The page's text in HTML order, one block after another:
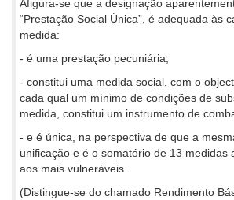
Afigura-se que a designação
“Prestação Social Única”, é adequada às
medida:
- é uma prestação pecuniária;
- constitui uma medida social, com o
cada qual um mínimo de condições de
medida, constitui um instrumento de
- e é única, na perspectiva de que a
unificação e é o somatório de 13 medidas
aos mais vulneráveis.
(Distingue-se do chamado Rendimento